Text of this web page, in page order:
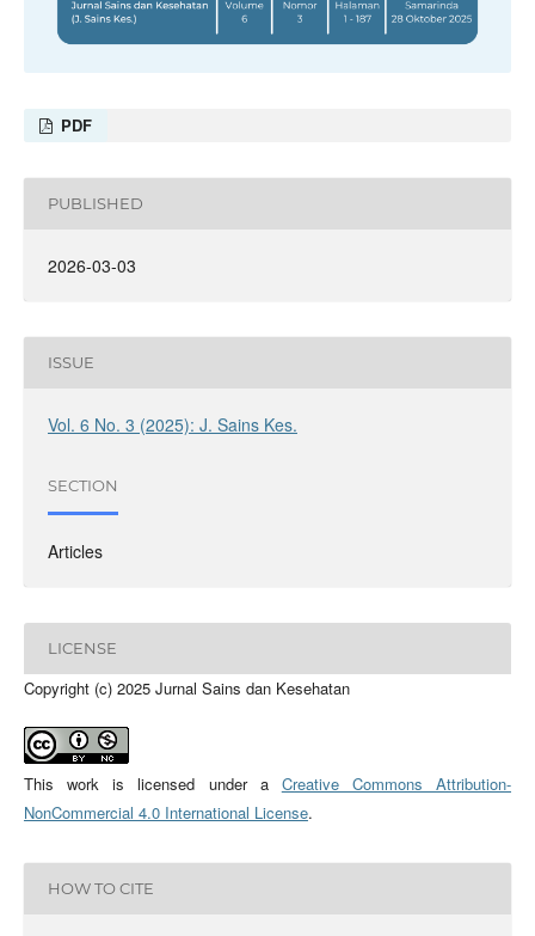
PDF
PUBLISHED
2026-03-03
ISSUE
Vol. 6 No. 3 (2025): J. Sains Kes.
SECTION
Articles
LICENSE
Copyright (c) 2025 Jurnal Sains dan Kesehatan
This work is licensed under a Creative Commons Attribution-
NonCommercial 4.0 International License.
HOW TO CITE